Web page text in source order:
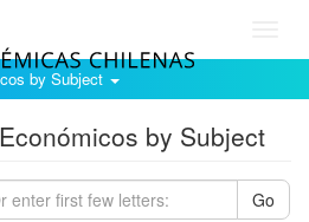
by Subject
by Subject
Go